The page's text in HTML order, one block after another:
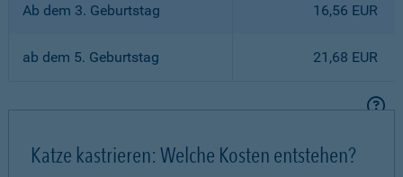
Ab dem 3. Geburtstag 16,56 EUR
ab dem 5. Geburtstag 21,68 EUR
Katze kastrieren: Welche Kosten entstehen?